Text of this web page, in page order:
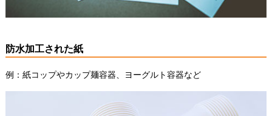
防水加工された紙
例：紙コップやカップ麺容器、ヨーグルト容器など